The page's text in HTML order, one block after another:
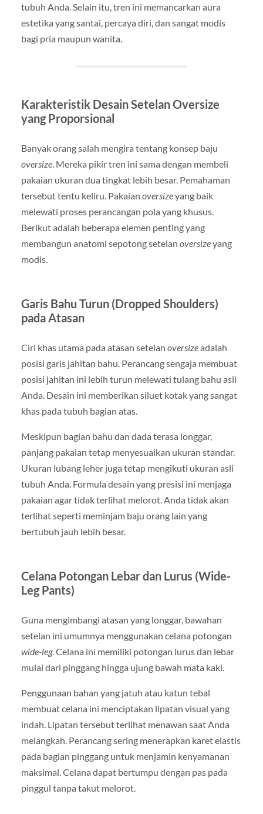
tubuh Anda. Selain itu, tren ini memancarkan aura
estetika yang santai, percaya diri, dan sangat modis
bagi pria maupun wanita.
Karakteristik Desain Setelan Oversize
yang Proporsional
Banyak orang salah mengira tentang konsep baju
oversize. Mereka pikir tren ini sama dengan membeli
pakaian ukuran dua tingkat lebih besar. Pemahaman
tersebut tentu keliru. Pakaian oversizeyang baik
melewati proses perancangan pola yang khusus.
Berikut adalah beberapa elemen penting yang
membangun anatomi sepotong setelan oversizeyang
modis.
Garis Bahu Turun (Dropped Shoulders)
pada Atasan
Ciri khas utama pada atasan setelan oversizeadalah
posisi garis jahitan bahu. Perancang sengaja membuat
posisi jahitan ini lebih turun melewati tulang bahu asli
Anda. Desain ini memberikan siluet kotak yang sangat
khas pada tubuh bagian atas.
Meskipun bagian bahu dan dada terasa longgar,
panjang pakaian tetap menyesuaikan ukuran standar.
Ukuran lubang leher juga tetap mengikuti ukuran asli
tubuh Anda. Formula desain yang presisi ini menjaga
pakaian agar tidak terlihat melorot. Anda tidak akan
terlihat seperti meminjam baju orang lain yang
bertubuh jauh lebih besar.
Celana Potongan Lebar dan Lurus (Wide-
Leg Pants)
Guna mengimbangi atasan yang longgar, bawahan
setelan ini umumnya menggunakan celana potongan
wide-leg. Celana ini memiliki potongan lurus dan lebar
mulai dari pinggang hingga ujung bawah mata kaki.
Penggunaan bahan yang jatuh atau katun tebal
membuat celana ini menciptakan lipatan visual yang
indah. Lipatan tersebut terlihat menawan saat Anda
melangkah. Perancang sering menerapkan karet elastis
pada bagian pinggang untuk menjamin kenyamanan
maksimal. Celana dapat bertumpu dengan pas pada
pinggul tanpa takut melorot.